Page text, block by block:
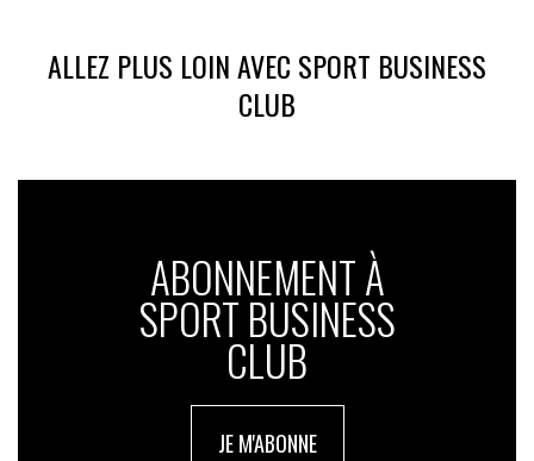
ALLEZ PLUS LOIN AVEC SPORT BUSINESS
CLUB
ABONNEMENT À
SPORT BUSINESS
CLUB
JE M'ABONNE